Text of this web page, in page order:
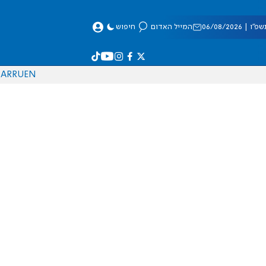
08/2026 המייל האדום חיפוש
EN
RU
AR